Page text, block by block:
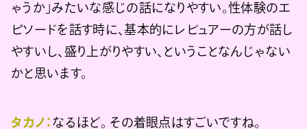
ゃうか」みたいな感じの話になりやすい。性体験のエ
ピソードを話す時に、基本的にレビュアーの方が話し
やすいし、盛り上がりやすい、ということなんじゃない
かと思います。
タカノ： なるほど。 その着眼点はすごいですね。